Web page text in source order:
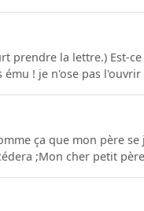
prendre la lettre.) Est-
! je n'ose pas l'ouvrir
ça que mon père
;Mon cher petit